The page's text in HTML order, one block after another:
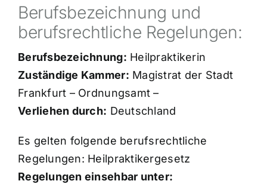
Berufsbezeichnung und
berufsrechtliche Regelungen:
Berufsbezeichnung: Heilpraktikerin
Zuständige Kammer: Magistrat der Stadt
Frankfurt – Ordnungsamt –
Verliehen durch: Deutschland
Es gelten folgende berufsrechtliche
Regelungen: Heilpraktikergesetz
Regelungen einsehbar unter: